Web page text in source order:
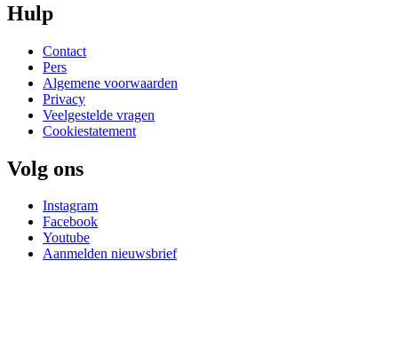
Hulp
Contact
Pers
Algemene voorwaarden
Privacy
Veelgestelde vragen
Cookiestatement
Volg ons
Instagram
Facebook
Youtube
Aanmelden nieuwsbrief